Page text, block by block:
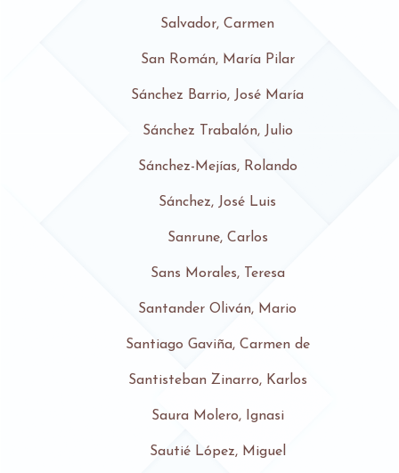
Salvador, Carmen
San Román, María Pilar
Sánchez Barrio, José María
Sánchez Trabalón, Julio
Sánchez-Mejías, Rolando
Sánchez, José Luis
Sanrune, Carlos
Sans Morales, Teresa
Santander Oliván, Mario
Santiago Gaviña, Carmen de
Santisteban Zinarro, Karlos
Saura Molero, Ignasi
Sautié López, Miguel